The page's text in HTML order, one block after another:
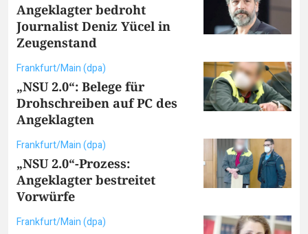
Angeklagter bedroht
Journalist Deniz Yücel in
Zeugenstand
Frankfurt/Main (dpa)
„NSU 2.0“: Belege für
Drohschreiben auf PC des
Angeklagten
Frankfurt/Main (dpa)
„NSU 2.0“-Prozess:
Angeklagter bestreitet
Vorwürfe
Frankfurt/Main (dpa)